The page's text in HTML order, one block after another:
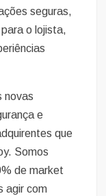
seguras,
o lojista,
novas
e
que
Somos
de market
agir com